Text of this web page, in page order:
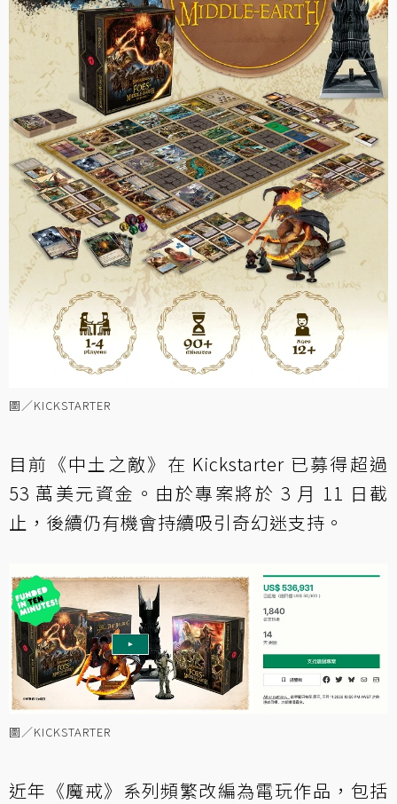
圖／KICKSTARTER
目前《中土之敵》在 Kickstarter 已募得超過
53 萬美元資金。由於專案將於 3 月 11 日截
止，後續仍有機會持續吸引奇幻迷支持。
圖／KICKSTARTER
近年《魔戒》系列頻繁改編為電玩作品，包括